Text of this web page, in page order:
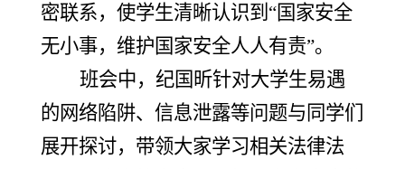
密联系，使学生清晰认识到“国家安全
无小事，维护国家安全人人有责”。
班会中，纪国昕针对大学生易遇
的网络陷阱、信息泄露等问题与同学们
展开探讨，带领大家学习相关法律法